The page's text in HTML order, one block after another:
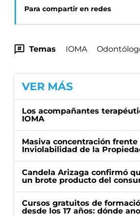
Para compartir en redes
Temas IOMA
VER MÁS
Los acompañantes
IOMA
Masiva concentración
Inviolabilidad de la
Candela Arizaga confirmó
un brote producto del
Cursos gratuitos de
desde los 17 años: dónde